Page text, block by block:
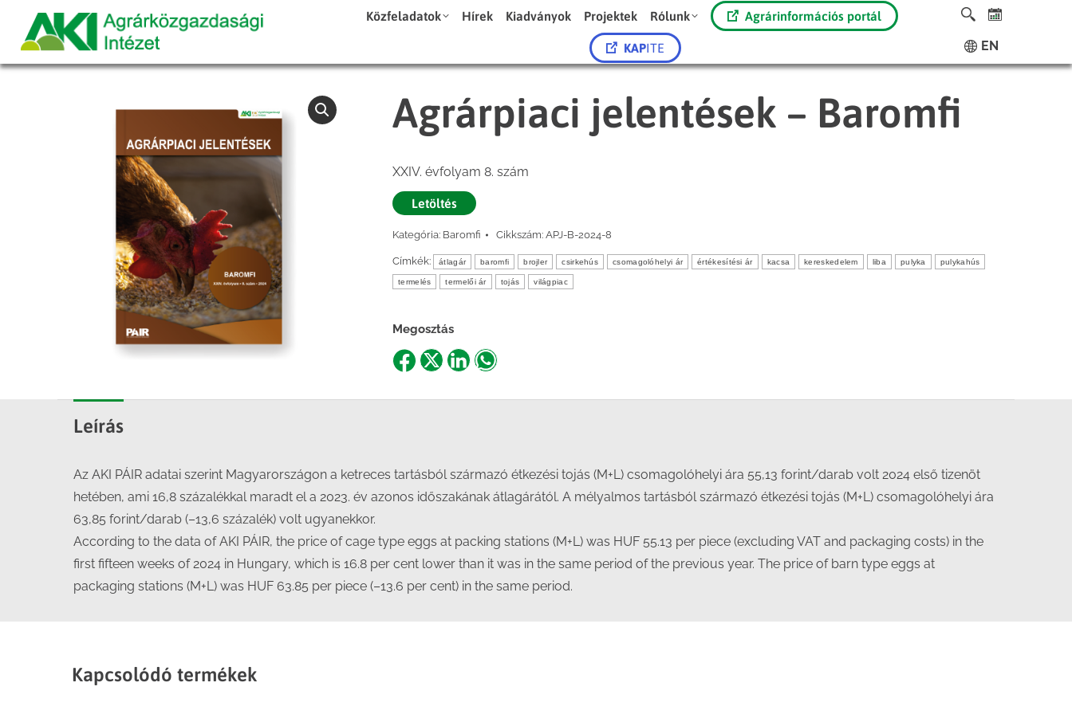
Közfeladatok Hírek Kiadványok Projektek Rólunk Agrárinformációs portál
KAPITE EN
Agrárpiaci jelentések – Baromfi
XXIV. évfolyam 8. szám
Letöltés
Kategória: Baromfi Cikkszám: APJ-B-2024-8
Címkék: átlagár baromfi brojler csirkehús csomagolóhelyi ár értékesítési ár kacsa kereskedelem liba pulyka pulykahús
termelés termelői ár tojás világpiac
Megosztás
ShareShareShareShare
Leírás
Az AKI PÁIR adatai szerint Magyarországon a ketreces tartásból származó étkezési tojás (M+L) csomagolóhelyi ára 55,13 forint/darab volt 2024 első tizenöt
hetében, ami 16,8 százalékkal maradt el a 2023. év azonos időszakának átlagárától. A mélyalmos tartásból származó étkezési tojás (M+L) csomagolóhelyi ára
63,85 forint/darab (–13,6 százalék) volt ugyanekkor.
According to the data of AKI PÁIR, the price of cage type eggs at packing stations (M+L) was HUF 55.13 per piece (excluding VAT and packaging costs) in the
first fifteen weeks of 2024 in Hungary, which is 16.8 per cent lower than it was in the same period of the previous year. The price of barn type eggs at
packaging stations (M+L) was HUF 63.85 per piece (–13.6 per cent) in the same period.
Kapcsolódó termékek